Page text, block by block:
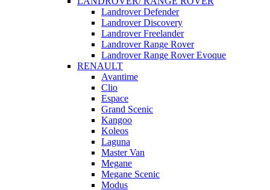
Landrover Defender
Landrover Discovery
Landrover Freelander
Landrover Range Rover
Landrover Range Rover Evoque
RENAULT
Avantime
Clio
Espace
Grand Scenic
Kangoo
Koleos
Laguna
Master Van
Megane
Megane Scenic
Modus